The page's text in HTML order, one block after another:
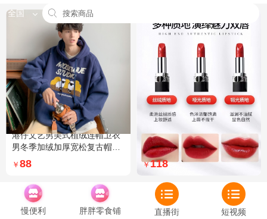
全国
港仔文艺男美式植绒连帽卫衣
男冬季加绒加厚宽松复古帽衫
外套 XXL 加绒 5XL 灰色加绒
￥ 88
Dior迪奥全新烈艳蓝金口红品
牌授权经典藤格纹饰带丝绒质
地999色号传奇红唇哑光 哑光
￥118
慢便利 胖胖零食铺 直播街 短视频